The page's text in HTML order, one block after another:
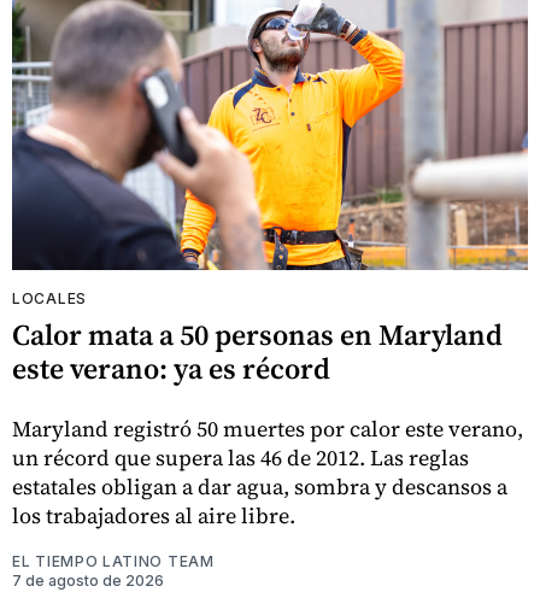
LOCALES
Calor mata a 50 personas en Maryland
este verano: ya es récord
Maryland registró 50 muertes por calor este verano,
un récord que supera las 46 de 2012. Las reglas
estatales obligan a dar agua, sombra y descansos a
los trabajadores al aire libre.
EL TIEMPO LATINO TEAM
7 de agosto de 2026